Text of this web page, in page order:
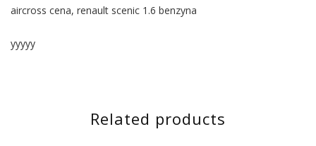
aircross cena, renault scenic 1.6 benzyna
yyyyy
Related products